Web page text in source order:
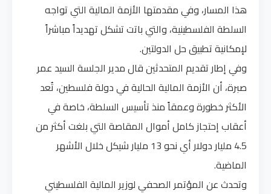
هذا المسار، وفي مقدمتها الأزمة المالية التي تواجه
السلطة الفلسطينية، والتي باتت تشكل تهديداً مباشراً
لإمكانية تطبيق حل الدولتين.
وفي إطار تقديم المتحدثين قال مدير الجلسة السيد عمر
صبرة، أن الأزمة المالية الحالية في دولة فلسطين، تُعد
الأكثر خطورة وعمقاً منذ تأسيس السلطة، خاصة في
أعقاب إحتجاز كامل أموال المقاصة التي بلغت أكثر من
4.5 مليار دولار أي نحو 13 مليار شيكل خلال الأشهر
الماضية.
وتحدث عن المؤتمر الصحفي لوزير المالية الفلسطيني